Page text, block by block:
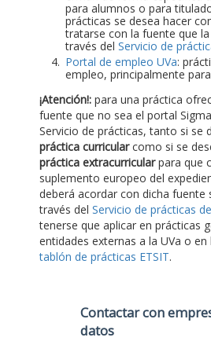
para alumnos o para
prácticas se desea hacer
tratarse con la fuente que
través del Servicio de
Portal de empleo UVa:
empleo, principalmente
¡Atención!: para una práctica
fuente que no sea el portal
Servicio de prácticas, tanto si se
práctica curricularcomo si se
práctica extracurricularpara que
suplemento europeo del
deberá acordar con dicha fuente
través del Servicio de prácticas
tenerse que aplicar en prácticas
entidades externas a la UVa o
tablón de prácticas ETSIT.
Contactar con
datos